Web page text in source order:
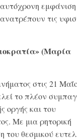
τις
(Μαρία
στις 21
το πλέον
οργής και του
. Με μια ρητορική
του θεσμικού